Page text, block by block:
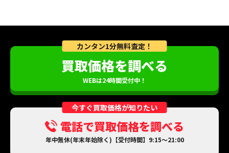
カンタン1分無料査定！
買取価格を調べる
WEBは24時間受付中！
今すぐ買取価格が知りたい
電話で買取価格を調べる
年中無休(年末年始除く)【受付時間】9:15～21:00